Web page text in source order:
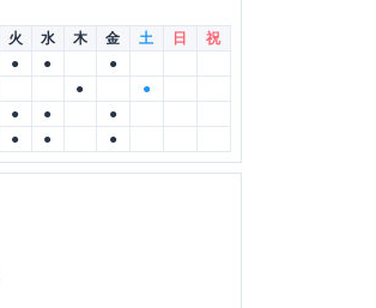
火 水 木 金 土 日
祝
● ●
●
●
●
● ●
●
● ● ●